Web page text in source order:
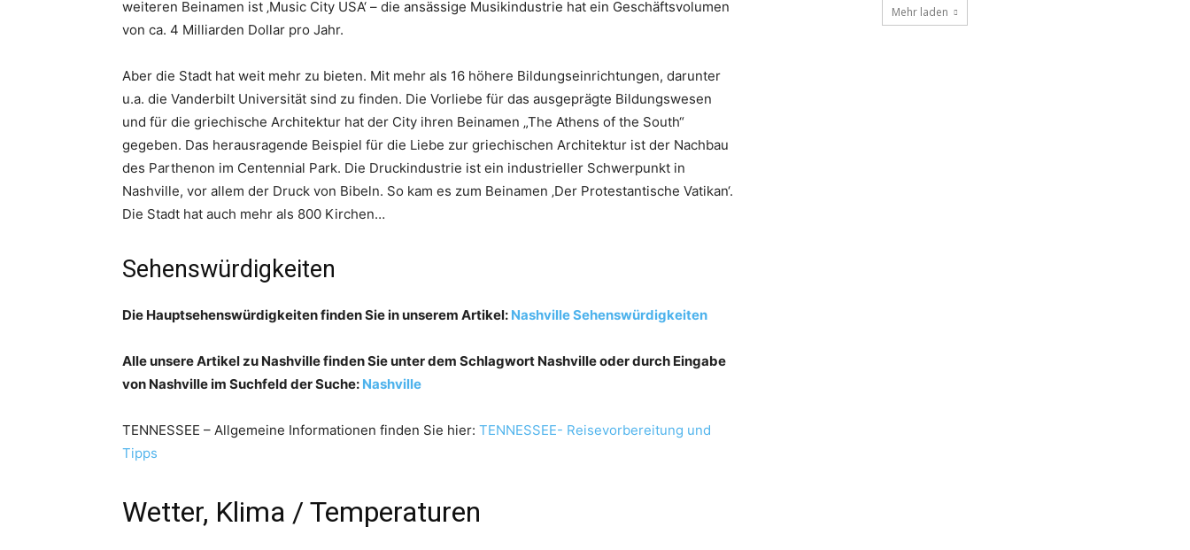
weiteren Beinamen ist ‚Music City USA‘ – die ansässige Musikindustrie hat ein Geschäftsvolumen
von ca. 4 Milliarden Dollar pro Jahr.
Aber die Stadt hat weit mehr zu bieten. Mit mehr als 16 höhere Bildungseinrichtungen, darunter
u.a. die Vanderbilt Universität sind zu finden. Die Vorliebe für das ausgeprägte Bildungswesen
und für die griechische Architektur hat der City ihren Beinamen „The Athens of the South“
gegeben. Das herausragende Beispiel für die Liebe zur griechischen Architektur ist der Nachbau
des Parthenon im Centennial Park. Die Druckindustrie ist ein industrieller Schwerpunkt in
Nashville, vor allem der Druck von Bibeln. So kam es zum Beinamen ‚Der Protestantische Vatikan‘.
Die Stadt hat auch mehr als 800 Kirchen…
Sehenswürdigkeiten
Die Hauptsehenswürdigkeiten finden Sie in unserem Artikel: Nashville Sehenswürdigkeiten
Alle unsere Artikel zu Nashville finden Sie unter dem Schlagwort Nashville oder durch Eingabe
von Nashville im Suchfeld der Suche: Nashville
TENNESSEE – Allgemeine Informationen finden Sie hier: TENNESSEE- Reisevorbereitung und
Tipps
Wetter, Klima / Temperaturen
Mehr laden